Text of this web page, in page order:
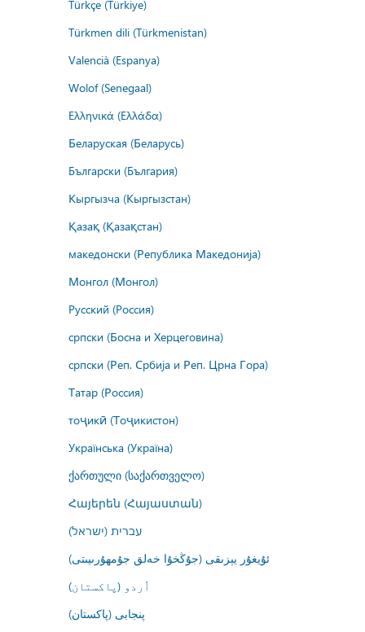
Türkçe (Türkiye)
Türkmen dili (Türkmenistan)
Valencià (Espanya)
Wolof (Senegaal)
Ελληνικά (Ελλάδα)
Беларуская (Беларусь)
Български (България)
Кыргызча (Кыргызстан)
Қазақ (Қазақстан)
македонски (Република Македонија)
Монгол (Монгол)
Русский (Россия)
српски (Босна и Херцеговина)
српски (Реп. Србија и Реп. Црна Гора)
Татар (Россия)
тоҷикӣ (Тоҷикистон)
Українська (Україна)
ქართული (საქართველო)
Հայերեն (Հայաստան)
עברית (ישראל)
ئۇيغۇر يېزىقى (جۇڭخۇا خەلق جۇمھۇرىيىتى)
اُردو (پاکستان)
پنجابی (پاکستان)